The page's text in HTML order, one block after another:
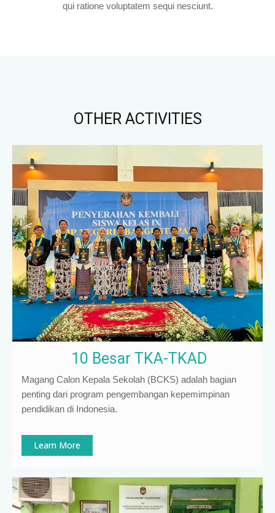
qui ratione voluptatem sequi nesciunt.
OTHER ACTIVITIES
10 Besar TKA-TKAD
Magang Calon Kepala Sekolah (BCKS) adalah bagian
penting dari program pengembangan kepemimpinan
pendidikan di Indonesia.
Learn More